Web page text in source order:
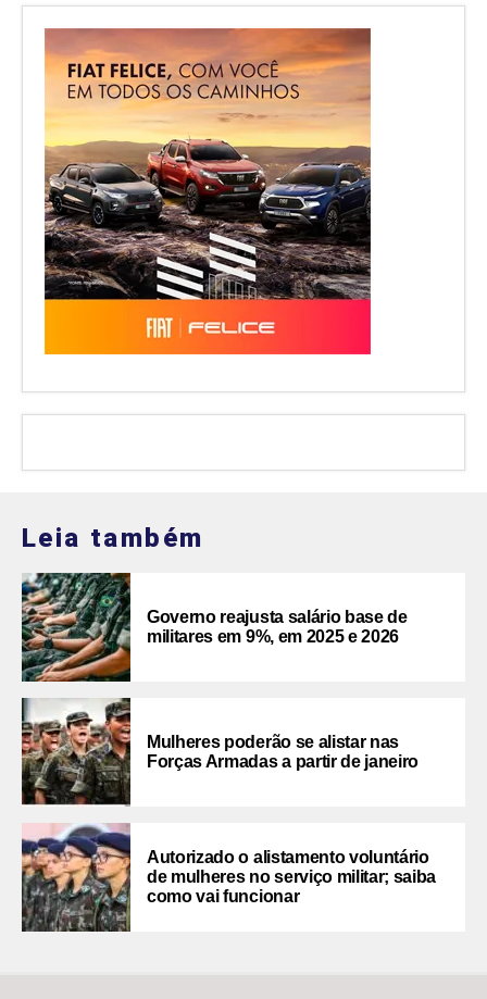
Leia também
Governo reajusta salário base de
militares em 9%, em 2025 e 2026
Mulheres poderão se alistar nas
Forças Armadas a partir de janeiro
Autorizado o alistamento voluntário
de mulheres no serviço militar; saiba
como vai funcionar